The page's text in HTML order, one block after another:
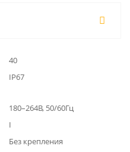
40
IP67
180–264В, 50/60Гц
I
Без крепления